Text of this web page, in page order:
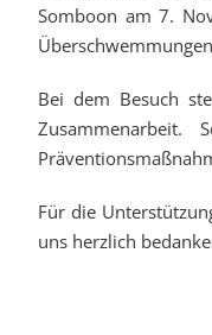
Somboon am 7.
Bei dem Besuch
Zusammenarbeit.
Für die
uns herzlich